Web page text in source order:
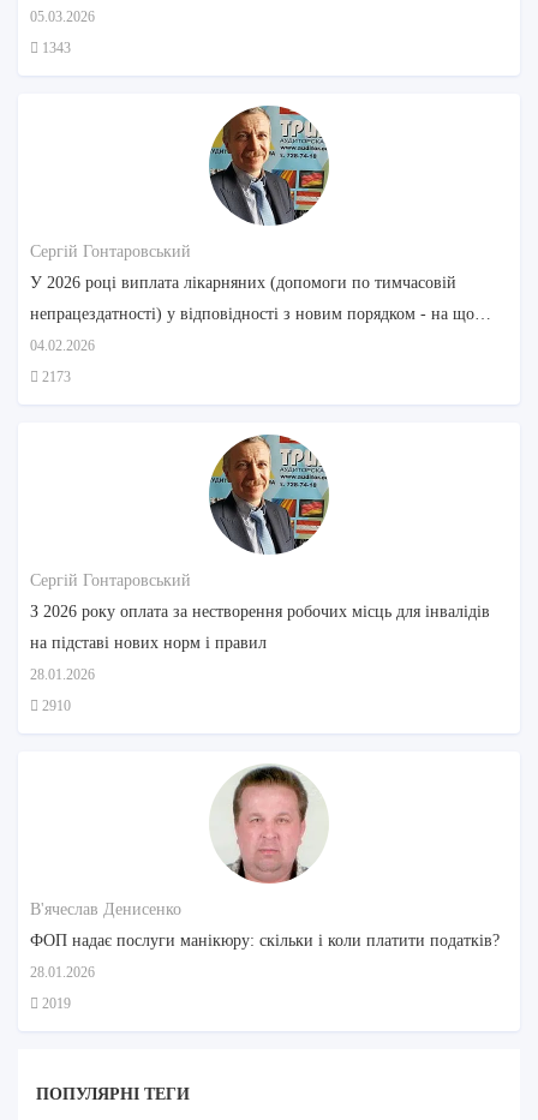
ПОПУЛЯРНI ТЕГИ
05.03.2026
1343
Сергій Гонтаровський
У 2026 році виплата лікарняних (допомоги по тимчасовій
непрацездатності) у відповідності з новим порядком - на що
звернути увагу
04.02.2026
2173
Сергій Гонтаровський
З 2026 року оплата за нестворення робочих місць для інвалідів
на підставі нових норм і правил
28.01.2026
2910
В'ячеслав Денисенко
ФОП надає послуги манікюру: скільки і коли платити податків?
28.01.2026
2019